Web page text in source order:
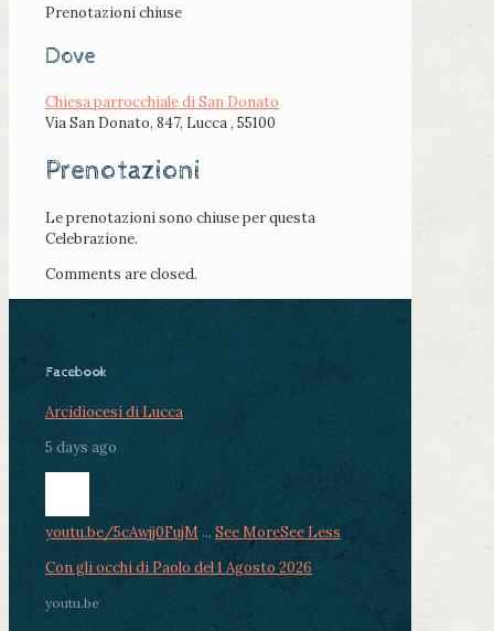
Prenotazioni chiuse
Dove
Chiesa parrocchiale di San Donato
Via San Donato, 847, Lucca , 55100
Prenotazioni
Le prenotazioni sono chiuse per questa
Celebrazione.
Comments are closed.
Facebook
Arcidiocesi di Lucca
5 days ago
youtu.be/5cAwjj0FujM ... See MoreSee Less
Con gli occhi di Paolo del 1 Agosto 2026
youtu.be